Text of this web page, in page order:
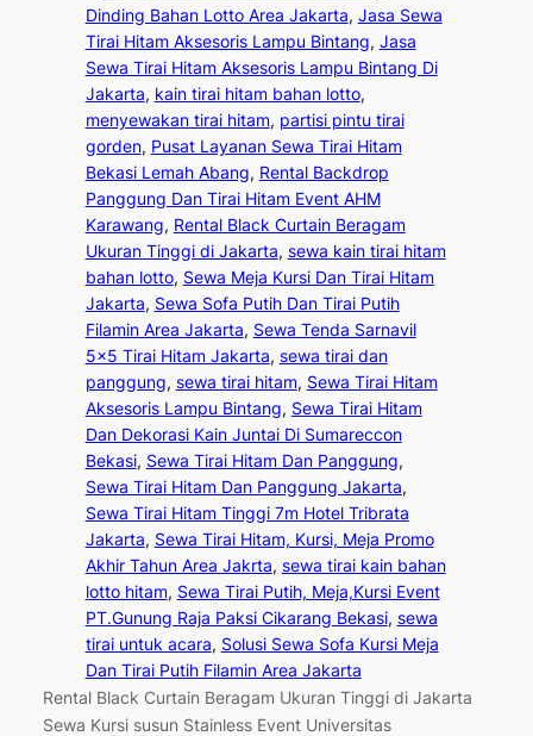
Dinding Bahan Lotto Area Jakarta, Jasa Sewa
Tirai Hitam Aksesoris Lampu Bintang, Jasa
Sewa Tirai Hitam Aksesoris Lampu Bintang Di
Jakarta, kain tirai hitam bahan lotto
menyewakan tirai hitam, partisi pintu tirai
gorden, Pusat Layanan Sewa Tirai Hitam
Bekasi Lemah Abang, Rental Backdrop
Panggung Dan Tirai Hitam Event AHM
Karawang, Rental Black Curtain Beragam
Ukuran Tinggi di Jakarta, sewa kain tirai hitam
bahan lotto, Sewa Meja Kursi Dan Tirai Hitam
Jakarta, Sewa Sofa Putih Dan Tirai Putih
Filamin Area Jakarta, Sewa Tenda Sarnavil
5×5 Tirai Hitam Jakarta, sewa tirai dan
panggung, sewa tirai hitam, Sewa Tirai Hitam
Aksesoris Lampu Bintang, Sewa Tirai Hitam
Dan Dekorasi Kain Juntai Di Sumareccon
Bekasi, Sewa Tirai Hitam Dan Panggung
Sewa Tirai Hitam Dan Panggung Jakarta
Sewa Tirai Hitam Tinggi 7m Hotel Tribrata
Jakarta, Sewa Tirai Hitam, Kursi, Meja Promo
Akhir Tahun Area Jakrta, sewa tirai kain bahan
lotto hitam, Sewa Tirai Putih, Meja,Kursi Event
PT.Gunung Raja Paksi Cikarang Bekasi, sewa
tirai untuk acara, Solusi Sewa Sofa Kursi Meja
Dan Tirai Putih Filamin Area Jakarta
Rental Black Curtain Beragam Ukuran Tinggi di Jakarta
Sewa Kursi susun Stainless Event Universitas